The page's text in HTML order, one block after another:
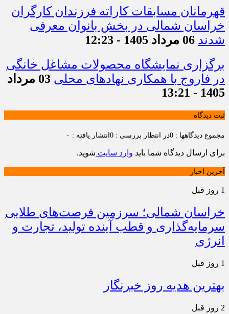
قهرمانان مسابقات کاراته فرزندان کارگران
خراسان شمالی در بخش بانوان معرفی
شدند 06 مرداد 1405 - 12:23
برگزاری نمایشگاه محصولات مشاغل خانگی
در فاروج با همکاری نهادهای محلی
03 مرداد
1405 - 13:21
ثبت دیدگاه
مجموع دیدگاهها : 0 در انتظار بررسی : 0 انتشار یافته : ۰
برای ارسال دیدگاه شما باید وارد سایت شوید.
آخرین اخبار
1 روز قبل
خراسان شمالی؛ سرزمین فرصت‌های طلایی
سرمایه‌گذاری و قطب آینده تولید، تجارت و
انرژی
1 روز قبل
بهترین هدیه روز خبرنگار
2 روز قبل